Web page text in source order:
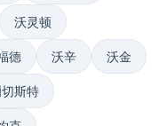
沃灵顿
德 沃辛 沃金
斯特